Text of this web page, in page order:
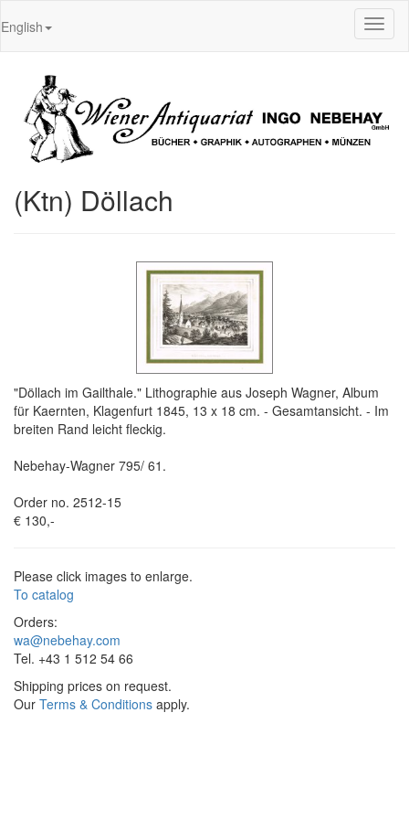
English
(Ktn) Döllach
"Döllach im Gailthale." Lithographie aus Joseph Wagner, Album
für Kaernten, Klagenfurt 1845, 13 x 18 cm. - Gesamtansicht. - Im
breiten Rand leicht fleckig.
Nebehay-Wagner 795/ 61.
Order no. 2512-15
€ 130,-
Please click images to enlarge.
To catalog
Orders:
wa@nebehay.com
Tel. +43 1 512 54 66
Shipping prices on request.
Our Terms & Conditions apply.